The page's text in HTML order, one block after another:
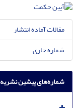
مقالات آماده انتشار
شماره جاری
شماره‌های پیشین نشریه